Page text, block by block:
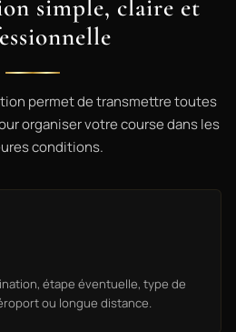
simple, claire et
permet de transmettre toutes
organiser votre course dans les
conditions.
étape éventuelle, type de
ou longue distance.